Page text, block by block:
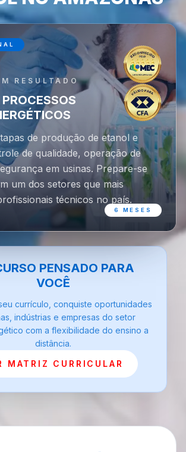
6 MESES
RESULTADO
de produção de etanol e
de qualidade, operação de
em usinas. Prepare-se
um dos setores que mais
técnicos no país.
PENSADO PARA
VOCÊ
currículo, conquiste oportunidades
indústrias e empresas do setor
com a flexibilidade do ensino a
distância.
MATRIZ CURRICULAR